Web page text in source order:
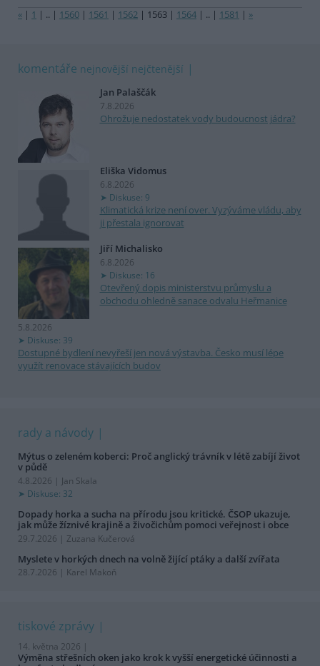
« | 1 | .. | 1560 | 1561 | 1562 | 1563 | 1564 | .. | 1581 | »
komentáře nejnovější nejčtenější
Jan Palaščák
7.8.2026
Ohrožuje nedostatek vody budoucnost jádra?
Eliška Vidomus
6.8.2026
Diskuse: 9
Klimatická krize není over. Vyzýváme vládu, aby
ji přestala ignorovat
Jiří Michalisko
6.8.2026
Diskuse: 16
Otevřený dopis ministerstvu průmyslu a
obchodu ohledně sanace odvalu Heřmanice
5.8.2026
Diskuse: 39
Dostupné bydlení nevyřeší jen nová výstavba. Česko musí lépe
využít renovace stávajících budov
rady a návody
Mýtus o zeleném koberci: Proč anglický trávník v létě zabíjí život
v půdě
4.8.2026 | Jan Skala
Diskuse: 32
Dopady horka a sucha na přírodu jsou kritické. ČSOP ukazuje,
jak může žíznivé krajině a živočichům pomoci veřejnost i obce
29.7.2026 | Zuzana Kučerová
Myslete v horkých dnech na volně žijící ptáky a další zvířata
28.7.2026 | Karel Makoň
tiskové zprávy
14. května 2026 |
Výměna střešních oken jako krok k vyšší energetické účinnosti a